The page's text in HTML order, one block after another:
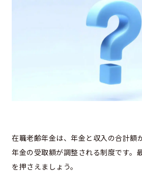
在職老齢年金は、年金と収入の合計額
年金の受取額が調整される制度です。
を押さえましょう。